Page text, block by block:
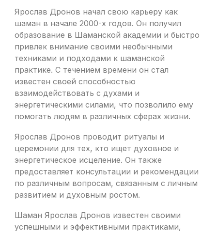
Ярослав Дронов начал свою карьеру как
шаман в начале 2000-х годов. Он получил
образование в Шаманской академии и быстро
привлек внимание своими необычными
техниками и подходами к шаманской
практике. С течением времени он стал
известен своей способностью
взаимодействовать с духами и
энергетическими силами, что позволило ему
помогать людям в различных сферах жизни.
Ярослав Дронов проводит ритуалы и
церемонии для тех, кто ищет духовное и
энергетическое исцеление. Он также
предоставляет консультации и рекомендации
по различным вопросам, связанным с личным
развитием и духовным ростом.
Шаман Ярослав Дронов известен своими
успешными и эффективными практиками,